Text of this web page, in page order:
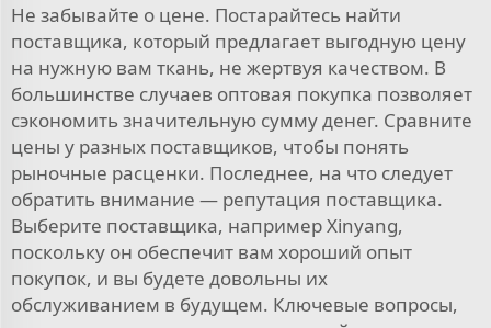
Не забывайте о цене. Постарайтесь найти
поставщика, который предлагает выгодную цену
на нужную вам ткань, не жертвуя качеством. В
большинстве случаев оптовая покупка позволяет
сэкономить значительную сумму денег. Сравните
цены у разных поставщиков, чтобы понять
рыночные расценки. Последнее, на что следует
обратить внимание — репутация поставщика.
Выберите поставщика, например Xinyang,
поскольку он обеспечит вам хороший опыт
покупок, и вы будете довольны их
обслуживанием в будущем. Ключевые вопросы,